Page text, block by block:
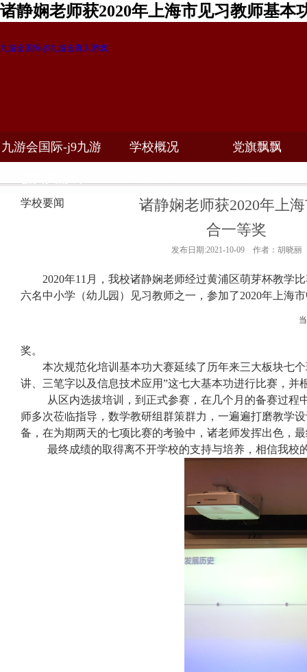
诸静娴老师获2020年上海市见习教师基本
九游会国际-j9九游会真人游戏
九游会国际-j9九游 学校概况 党旗飘飘
学校要闻
诸静娴老师获2020年上
合一等奖
发布日期:2021-10-09 作者：胡晓丽
2020年11 月，我校诸静娴老师经过黄浦区萌芽杯教学
六名中小学（幼儿园）见习教师之一，参加了2020年上海
奖。
本次规范化培训基本功大赛延续了历年来三大板块七
讲、三笔字以及信息技术应用”这七大基本功进行比赛，并
从区内选拔培训，到正式参赛，在几个月的备赛过
师多次莅临指导，数学教研组群策群力，一遍遍打磨教学
备，在为期两天的七项比赛的考验中，诸老师发挥出色，
最终成绩的取得离不开学校的支持与培养，相信我